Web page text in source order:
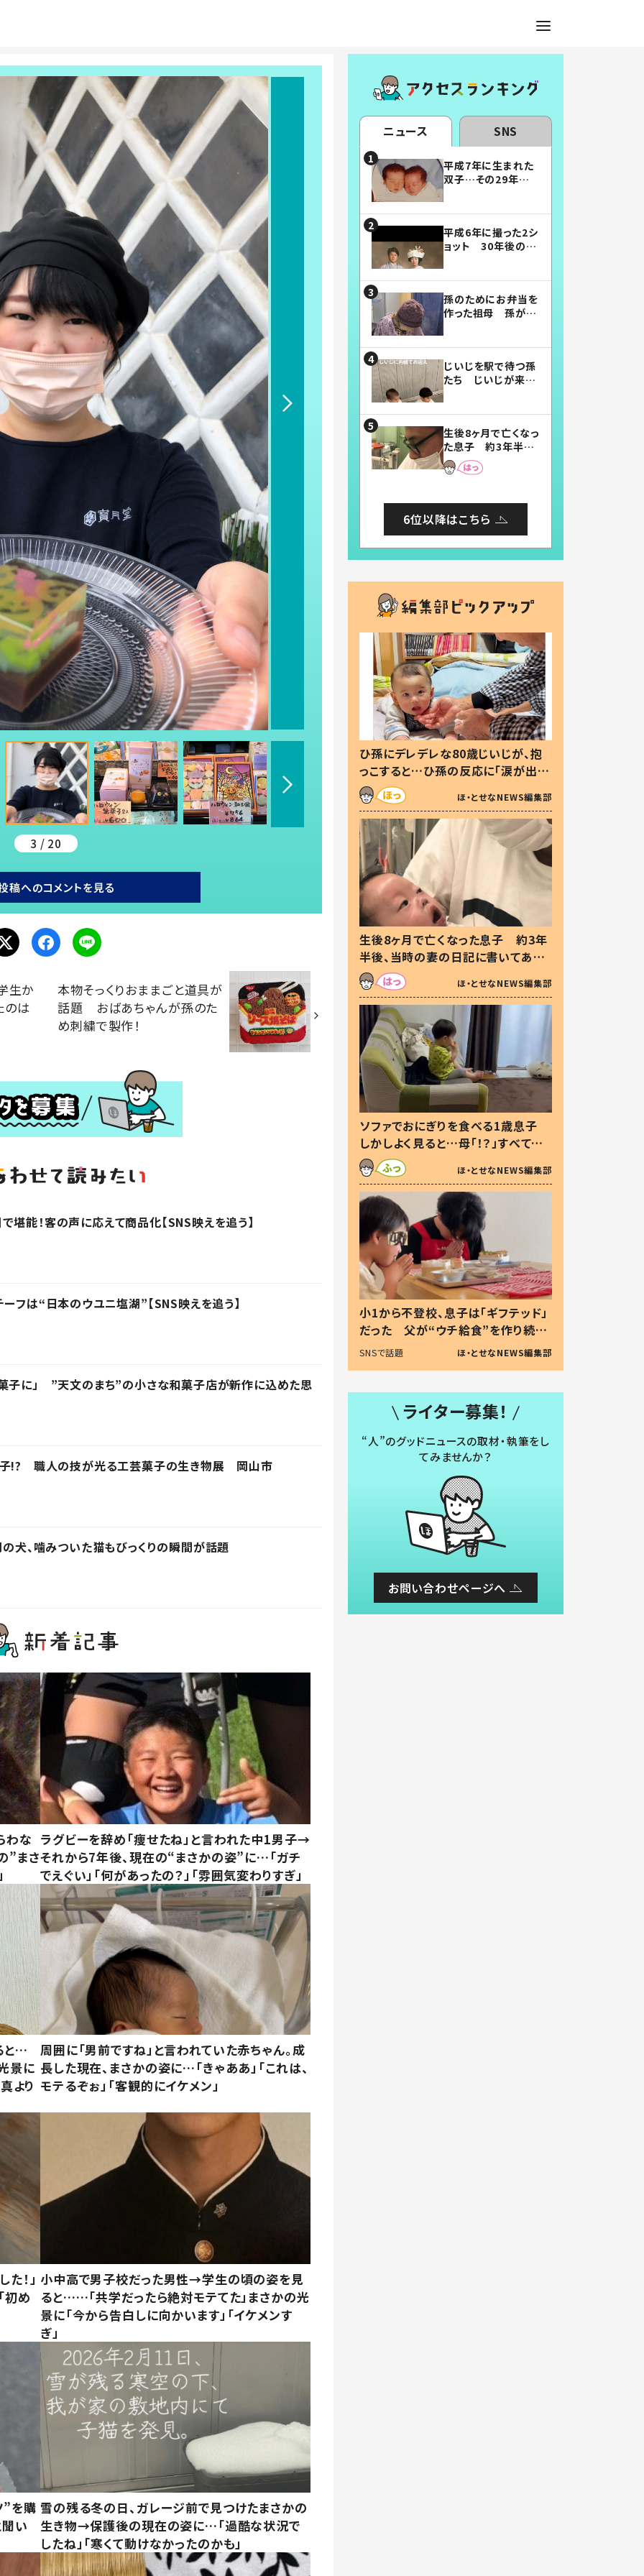
3 / 20
稿へのコメントを見る
生か
は
本物そっくりおままごと道具が
話題 おばあちゃんが孫のた
め刺繍で製作！
堪能！客の声に応えて商品化【SNS映えを追う】
フは“日本のウユニ塩湖”【SNS映えを追う】
子に」 ”天文のまち”の小さな和菓子店が新作に込めた思
子!? 職人の技が光る工芸菓子の生き物展 岡山市
の犬、噛みついた猫もびっくりの瞬間が話題
わな
”まさ
ラグビーを辞め「痩せたね」と言われた中1男子→
それから7年後、現在の“まさかの姿”に…「ガチ
でえぐい」「何があったの？」「雰囲気変わりすぎ」
と…
景に
より
周囲に「男前ですね」と言われていた赤ちゃん。成
長した現在、まさかの姿に…「きゃああ」「これは、
モテるぞぉ」「客観的にイケメン」
！」
め
小中高で男子校だった男性→学生の頃の姿を見
ると……「共学だったら絶対モテてた」まさかの光
景に「今から告白しに向かいます」「イケメンす
ぎ」
”を購
い
雪の残る冬の日、ガレージ前で見つけたまさかの
生き物→保護後の現在の姿に…「過酷な状況で
したね」「寒くて動けなかったのかも」
ニュース SNS
平成7年に生まれた
双子…その29年後
平成6年に撮った2シ
ョット 30年後の姿
孫のためにお弁当を
作った祖母 孫が絶
じいじを駅で待つ孫
たち じいじが来た
まらない」「幸せにな
れる」
生後8ヶ月で亡くなっ
た息子 約3年半
後、当時の妻の日記
に書いてあった本音
6位以降はこちら
ひ孫にデレデレな80歳じいじが、抱
っこすると…ひ孫の反応に「涙が出ま
した」「可愛くて仕方ない」
ほ・とせなNEWS編集部
生後8ヶ月で亡くなった息子 約3年
半後、当時の妻の日記に書いてあっ
た本音とは
ほ・とせなNEWS編集部
ソファでおにぎりを食べる1歳息子
しかしよく見ると…母「！？」すべてを
察した母の投稿に「可愛いから許
す！」「現行犯〜」
ほ・とせなNEWS編集部
小1から不登校、息子は「ギフテッド」
だった 父が“ウチ給食”を作り続け
る理由とは #令和の親 #令和の子
SNSで話題 ほ・とせなNEWS編集部
ライター募集！
“人”のグッドニュースの取材・執筆をし
てみませんか？
お問い合わせページへ